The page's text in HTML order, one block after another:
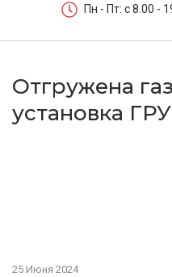
Пн - Пт: c 8.00 -
Отгружена
установка
25 Июня 2024